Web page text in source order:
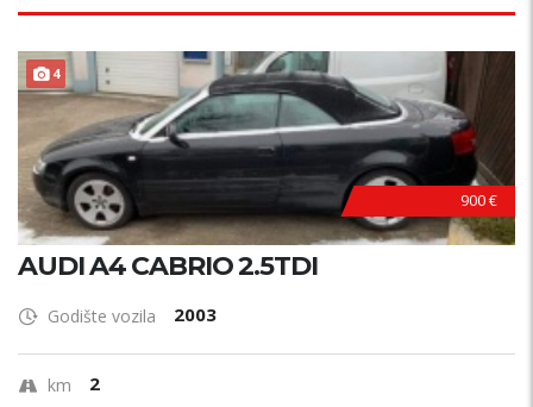
4
900 €
AUDI A4 CABRIO 2.5TDI
Godište vozila 2003
km 2